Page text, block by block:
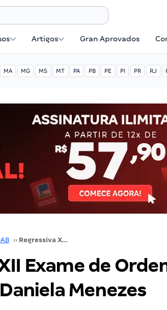
Artigos Gran Aprovados
MA MG MS MT PA PB PE PI PR RJ
›› Regressiva XXII Exame de Ordem Ética Profissional: Daniela Menezes
Exame de
Menezes